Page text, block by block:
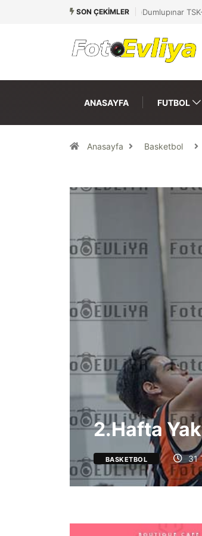
SON ÇEKIMLER Dumlupınar
ANASAYFA FUTBOL
Anasayfa Basketbol
2.Hafta
BASKETBOL 31